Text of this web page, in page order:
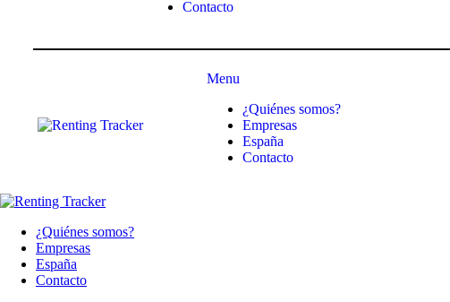
Contacto
Menu
¿Quiénes somos?
Empresas
España
Contacto
¿Quiénes somos?
Empresas
España
Contacto